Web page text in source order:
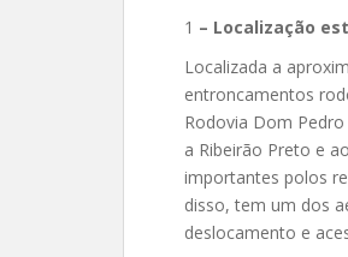
1 – Localização
Localizada a
entroncamentos
Rodovia Dom
a Ribeirão Preto e
importantes polos
disso, tem um dos
deslocamento e